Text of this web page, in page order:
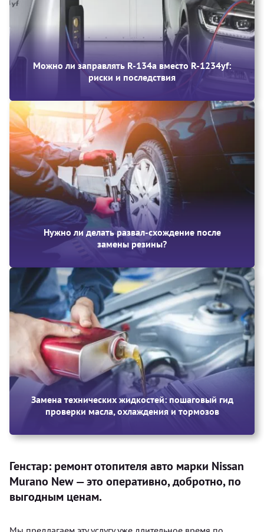
Можно ли заправлять R-134a вместо R-1234yf:
риски и последствия
Нужно ли делать развал-схождение после
замены резины?
Замена технических жидкостей: пошаговый гид
проверки масла, охлаждения и тормозов
Генстар: ремонт отопителя авто марки Nissan
Murano New — это оперативно, добротно, по
выгодным ценам.